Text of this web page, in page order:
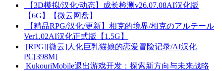
【3D模拟/汉化/动态】成长检测v26.07.08AI汉化版
【6G】【微云网盘】
【精品RPG/汉化/更新】相克的境界/相克のアルテール
Ver1.02AI汉化正式版【1.5G】
[RPG][微云]人化巨乳猫娘的恋爱冒险记录/AI汉化
PC[398M]
KukouriMobile退出游戏开发：探索新方向与未来战略